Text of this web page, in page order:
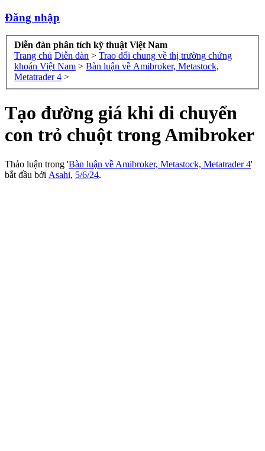
Đăng nhập
Diễn đàn phân tích kỹ thuật Việt Nam
Trang chủ Diễn đàn > Trao đổi chung về thị trường chứng
khoán Việt Nam > Bàn luận về Amibroker, Metastock,
Metatrader 4 >
Tạo đường giá khi di chuyển
con trỏ chuột trong Amibroker
Thảo luận trong 'Bàn luận về Amibroker, Metastock, Metatrader 4'
bắt đầu bởi Asahi, 5/6/24.